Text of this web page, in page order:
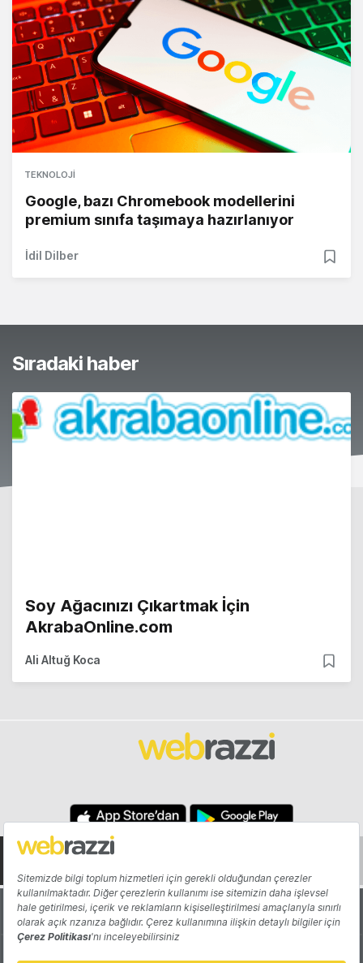
TEKNOLOJI
Google, bazı Chromebook modellerini
premium sınıfa taşımaya hazırlanıyor
İdil Dilber
Sıradaki haber
Soy Ağacınızı Çıkartmak İçin
AkrabaOnline.com
Ali Altuğ Koca
Hakkında Yazarlar
Katkıda Bulun Reklam